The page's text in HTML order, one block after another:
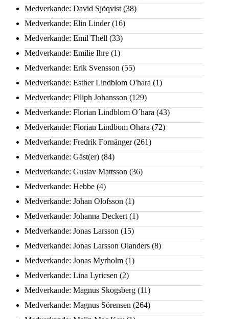
Medverkande: David Sjöqvist (38)
Medverkande: Elin Linder(16)
Medverkande: Emil Thell (33)
Medverkande: Emilie Ihre (1)
Medverkande: Erik Svensson (55)
Medverkande: Esther Lindblom O'hara (1)
Medverkande: Filiph Johansson (129)
Medverkande: Florian Lindblom O´hara (43)
Medverkande: Florian Lindbom Ohara (72)
Medverkande: Fredrik Fornänger(261)
Medverkande: Gäst(er) (84)
Medverkande: Gustav Mattsson (36)
Medverkande: Hebbe (4)
Medverkande: Johan Olofsson (1)
Medverkande: Johanna Deckert (1)
Medverkande: Jonas Larsson (15)
Medverkande: Jonas Larsson Olanders (8)
Medverkande: Jonas Myrholm (1)
Medverkande: Lina Lyricsen (2)
Medverkande: Magnus Skogsberg (11)
Medverkande: Magnus Sörensen (264)